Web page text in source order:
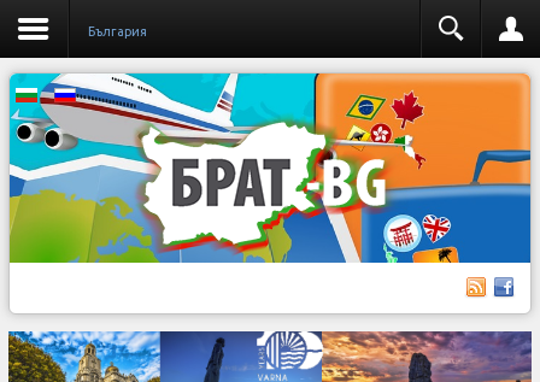
България